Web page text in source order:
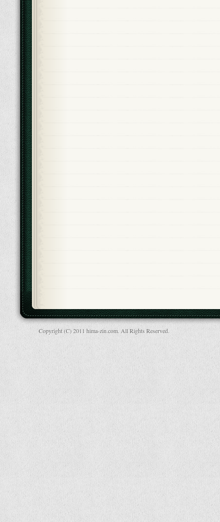
Copyright (C) 2011 hima-zin.com. All Rights Reserved.